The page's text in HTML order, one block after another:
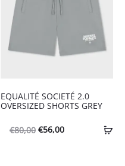
EQUALITÉ SOCIETÉ 2.0
OVERSIZED SHORTS GREY
€80,00 Oorspronkelijke
€56,00Huidige